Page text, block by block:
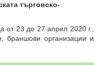
търговско-
от 23 до 27 април 2020 г.,
браншови организации и